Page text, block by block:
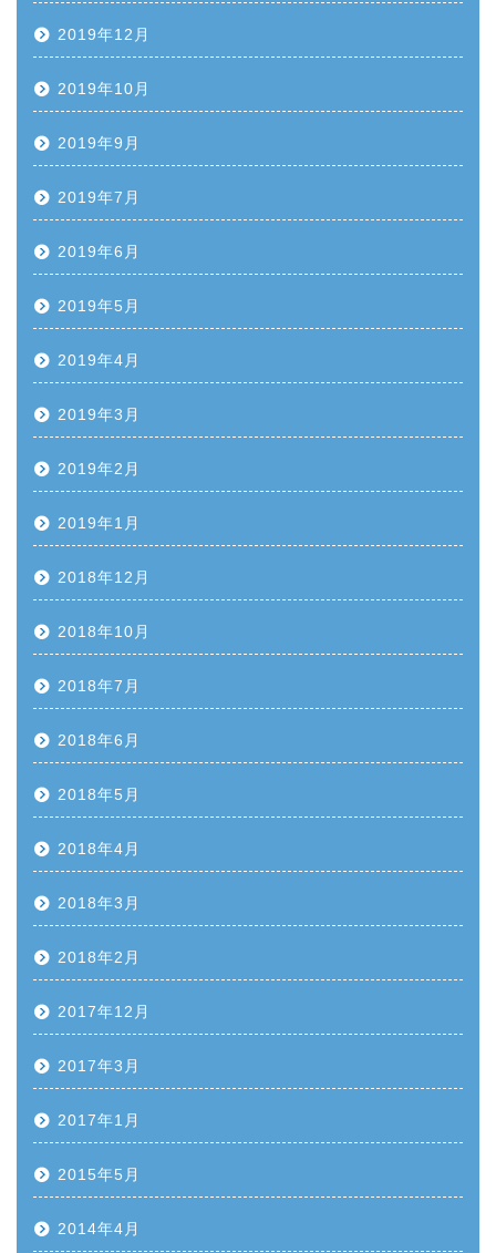
2019年12月
2019年10月
2019年9月
2019年7月
2019年6月
2019年5月
2019年4月
2019年3月
2019年2月
2019年1月
2018年12月
2018年10月
2018年7月
2018年6月
2018年5月
2018年4月
2018年3月
2018年2月
2017年12月
2017年3月
2017年1月
2015年5月
2014年4月